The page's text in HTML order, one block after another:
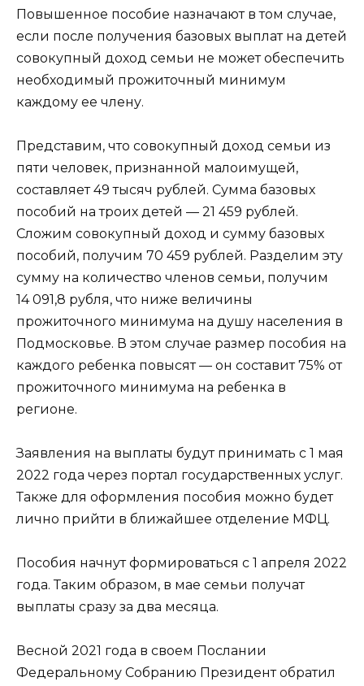
Повышенное пособие назначают в том случае,
если после получения базовых выплат на детей
совокупный доход семьи не может обеспечить
необходимый прожиточный минимум
каждому ее члену.
Представим, что совокупный доход семьи из
пяти человек, признанной малоимущей,
составляет 49 тысяч рублей. Сумма базовых
пособий на троих детей — 21 459 рублей.
Сложим совокупный доход и сумму базовых
пособий, получим 70 459 рублей. Разделим эту
сумму на количество членов семьи, получим
14 091,8 рубля, что ниже величины
прожиточного минимума на душу населения в
Подмосковье. В этом случае размер пособия на
каждого ребенка повысят — он составит 75% от
прожиточного минимума на ребенка в
регионе.
Заявления на выплаты будут принимать с 1 мая
2022 года через портал государственных услуг.
Также для оформления пособия можно будет
лично прийти в ближайшее отделение МФЦ.
Пособия начнут формироваться с 1 апреля 2022
года. Таким образом, в мае семьи получат
выплаты сразу за два месяца.
Весной 2021 года в своем Послании
Федеральному Собранию Президент обратил